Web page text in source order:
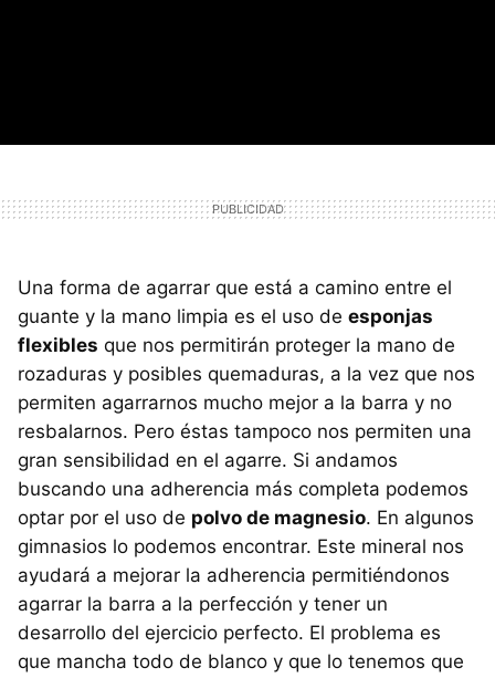
Una forma de agarrar que está a camino entre el
guante y la mano limpia es el uso de esponjas
flexibles que nos permitirán proteger la mano de
rozaduras y posibles quemaduras, a la vez que nos
permiten agarrarnos mucho mejor a la barra y no
resbalarnos. Pero éstas tampoco nos permiten una
gran sensibilidad en el agarre. Si andamos
buscando una adherencia más completa podemos
optar por el uso de polvo de magnesio. En algunos
gimnasios lo podemos encontrar. Este mineral nos
ayudará a mejorar la adherencia permitiéndonos
agarrar la barra a la perfección y tener un
desarrollo del ejercicio perfecto. El problema es
que mancha todo de blanco y que lo tenemos que